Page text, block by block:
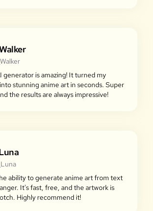
generator is amazing! It turned my
stunning anime art in seconds. Super
the results are always impressive!
ability to generate anime art from text
It's fast, free, and the artwork is
Highly recommend it!